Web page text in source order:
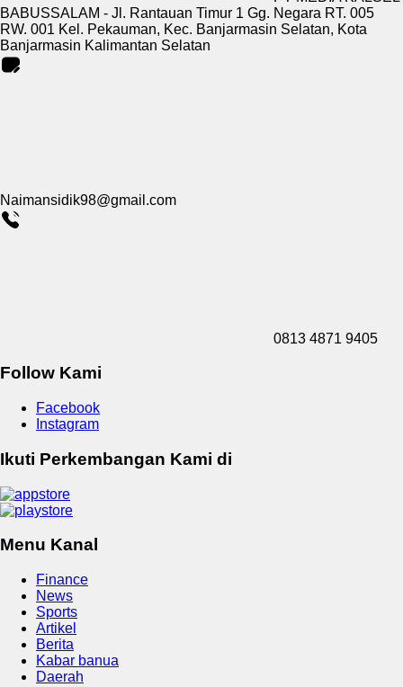
BABUSSALAM - Jl. Rantauan Timur 1 Gg. Negara RT. 005
RW. 001 Kel. Pekauman, Kec. Banjarmasin Selatan, Kota
Banjarmasin Kalimantan Selatan
Naimansidik98@gmail.com
0813 4871 9405
Follow Kami
Facebook
Instagram
Ikuti Perkembangan Kami di
Menu Kanal
Finance
News
Sports
Artikel
Berita
Kabar banua
Daerah